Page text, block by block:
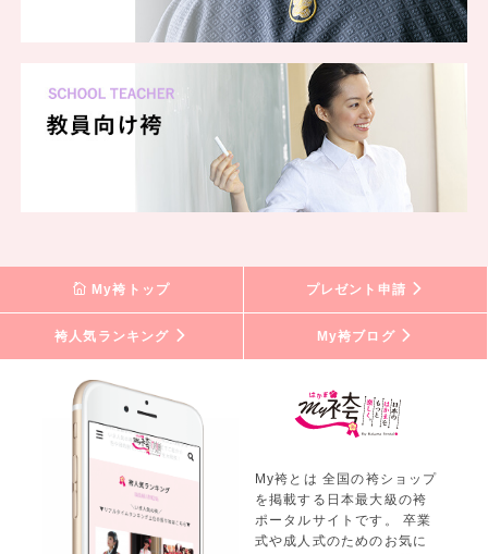
My袴トップ プレゼント申請
袴人気ランキング My袴ブログ
My袴とは 全国の袴ショップ
を掲載する日本最大級の袴
ポータルサイトです。 卒業
式や成人式のためのお気に